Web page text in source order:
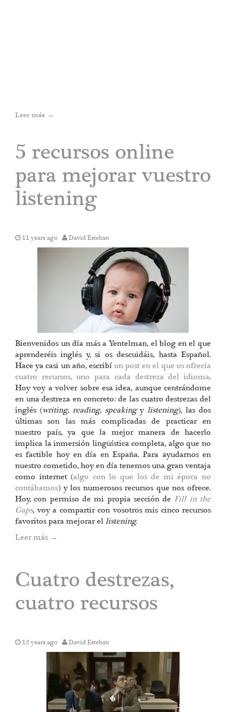
Leer más →
5 recursos online
para mejorar vuestro
listening
11 years ago David Esteban
Bienvenidos un día más a Yentelman, el blog en el que
aprenderéis inglés y, si os descuidáis, hasta Español.
Hace ya casi un año, escribíun post en el que os ofrecía
cuatro recursos, uno para cada destreza del idioma.
Hoy voy a volver sobre esa idea, aunque centrándome
en una destreza en concreto: de las cuatro destrezas del
inglés (writing, reading, speakingylistening), las dos
últimas son las más complicadas de practicar en
nuestro país, ya que la mejor manera de hacerlo
implica la inmersión lingüística completa, algo que no
es factible hoy en día en España. Para ayudarnos en
nuestro cometido, hoy en día tenemos una gran ventaja
como internet (algo con lo que los de mi época no
contábamos) y los numerosos recursos que nos ofrece.
Hoy, con permiso de mi propia sección de Fill in the
Gaps, voy a compartir con vosotros mis cinco recursos
favoritos para mejorar ellistening.
Leer más →
Cuatro destrezas,
cuatro recursos
12 years ago David Esteban